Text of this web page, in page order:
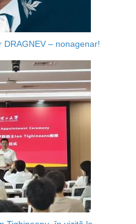
DRAGNEV – nonagenar!